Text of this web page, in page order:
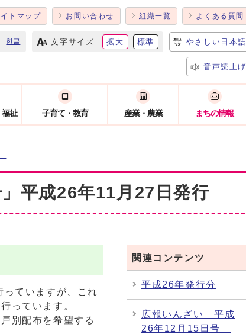
トマップ お問い合わせ 組織一覧 よくある質問
한글 文字サイズ 拡大 標準 やさしい日本語
音声読上げ
福祉 子育て・教育 産業・農業 まちの情報
平成26年11月27日発行
ていますが、これ
っています。
戸別配布を希望する
関連コンテンツ
平成26年発行分
広報いんざい 平成
26年12月15日号